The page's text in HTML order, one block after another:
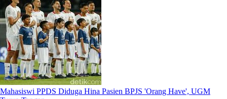
Mahasiswi PPDS Diduga Hina Pasien BPJS 'Orang Have', UGM